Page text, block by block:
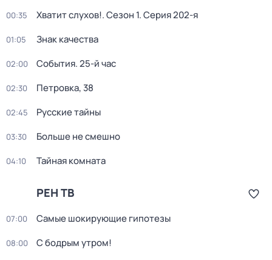
00:35 Хватит слухов!. Сезон 1. Серия 202-я
01:05 Знак качества
02:00 События. 25-й час
02:30 Петровка, 38
02:45 Русские тайны
03:30 Больше не смешно
04:10 Тайная комната
РЕН ТВ
07:00 Самые шoкиpующие гипотезы
08:00 С бодрым утром!